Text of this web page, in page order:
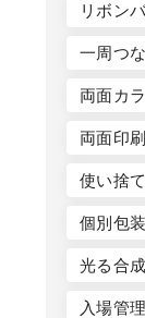
リボン
一周つ
両面カ
両面印刷
使い捨
個別包装
光る合
入場管理